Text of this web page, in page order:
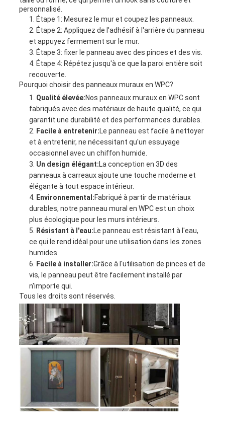
personnalisé.
Étape 1: Mesurez le mur et coupez les panneaux.
Étape 2: Appliquez de l'adhésif à l'arrière du panneau
et appuyez fermement sur le mur.
Étape 3: fixer le panneau avec des pinces et des vis.
Étape 4: Répétez jusqu'à ce que la paroi entière soit
recouverte.
Pourquoi choisir des panneaux muraux en WPC?
Qualité élevée:Nos panneaux muraux en WPC sont
fabriqués avec des matériaux de haute qualité, ce qui
garantit une durabilité et des performances durables.
Facile à entretenir:Le panneau est facile à nettoyer
et à entretenir, ne nécessitant qu'un essuyage
occasionnel avec un chiffon humide.
Un design élégant:La conception en 3D des
panneaux à carreaux ajoute une touche moderne et
élégante à tout espace intérieur.
Environnemental:Fabriqué à partir de matériaux
durables, notre panneau mural en WPC est un choix
plus écologique pour les murs intérieurs.
Résistant à l'eau:Le panneau est résistant à l'eau,
ce qui le rend idéal pour une utilisation dans les zones
humides.
Facile à installer:Grâce à l'utilisation de pinces et de
vis, le panneau peut être facilement installé par
n'importe qui.
Tous les droits sont réservés.